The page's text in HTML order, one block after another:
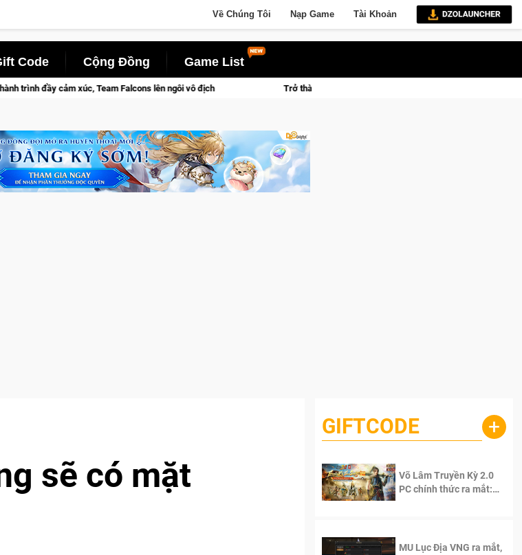
Về Chúng Tôi Nạp Game Tài Khoản
Code Cộng Đồng Game List
Team Falcons lên ngôi vô địch Trở thành "Đại ca Mèo" khuấy đảo thế giới ngầm trong Cat Mafia
sẽ có mặt
GIFTCODE +
Võ Lâm Truyền Kỳ 2.0
PC chính thức ra mắt:
MU Lục Địa VNG ra mắt,